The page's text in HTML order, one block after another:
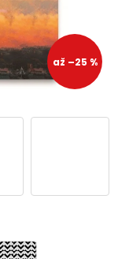
až –25 %